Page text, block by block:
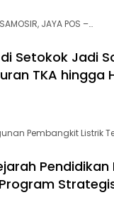
JAYA POS –…
Setokok Jadi
TKA hingga
Pembangkit Listrik